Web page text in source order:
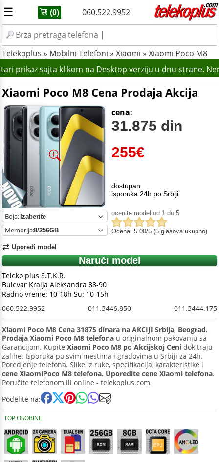
☰ (0) 060.522.9952
Telekoplus » Mobilni Telefoni » Xiaomi » Xiaomi Poco M8
prikaz sajta klikom na Desktop verziju u dnu strane.
Xiaomi Poco M8 Cena Prodaja Akcija
Boja:
Memorija:
Uporedi model
255€
cena:
31.875 din
dostupan
isporuka 24h po Srbiji
ocenite model od 1 do 5
Ocena: 5.00/5 (5 glasova ukupno)
Naruči model
Teleko plus S.T.K.R.
Bulevar Kralja Aleksandra 88-90
Radno vreme: 10-18h Su: 10-15h
060.522.9952
011.3446.850 011.3444.175
Xiaomi Poco M8 Cena 31875 dinara na AKCIJI Srbija, Beograd.
Prodaja Xiaomi Poco M8 telefona u originalnom pakovanju sa
Garancijom. Kupite Xiaomi Poco M8 po Akcijskoj Ceni dok traju
zalihe. Isporuka po svim mestima i gradovima u Srbiji za 24h.
Poredjenje telefona. Slike iz ruke, specifikacija, karakteristike i
cene XiaomiPoco M8 telefona. Uporedite cene Xiaomi telefona.
Poručite telefonom ili online - telekoplus.com
Podelite na:
TOP OSOBINE